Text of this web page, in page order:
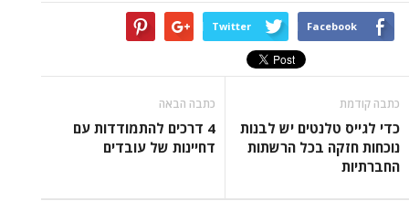
Facebook
Twitter
כתבה קודמת
כדי לגייס טלנטים יש לבנות
נוכחות חזקה בכל הרשתות
החברתיות
כתבה הבאה
4 דרכים להתמודדות עם
דחיינות של עובדים